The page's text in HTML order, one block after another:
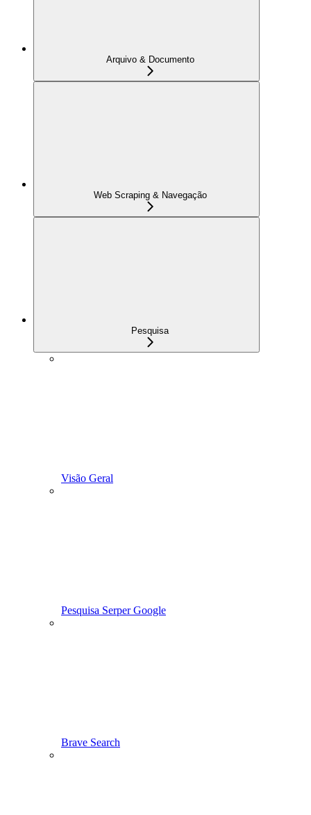
Arquivo & Documento
Web Scraping & Navegação
Pesquisa
Visão Geral
Pesquisa Serper Google
Brave Search